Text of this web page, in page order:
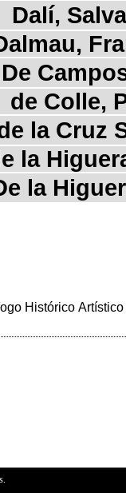
Dalí,
De
de Colle,
la Cruz
la
la
Histórico